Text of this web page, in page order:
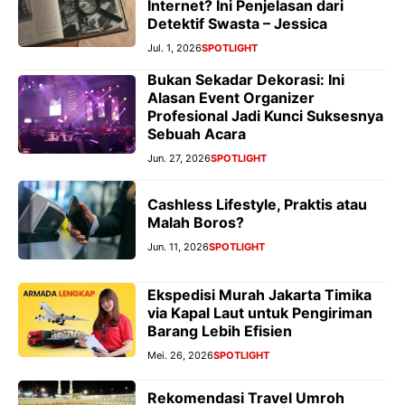
Internet? Ini Penjelasan dari
Detektif Swasta – Jessica
Jul. 1, 2026SPOTLIGHT
Bukan Sekadar Dekorasi: Ini
Alasan Event Organizer
Profesional Jadi Kunci Suksesnya
Sebuah Acara
Jun. 27, 2026SPOTLIGHT
Cashless Lifestyle, Praktis atau
Malah Boros?
Jun. 11, 2026SPOTLIGHT
Ekspedisi Murah Jakarta Timika
via Kapal Laut untuk Pengiriman
Barang Lebih Efisien
Mei. 26, 2026SPOTLIGHT
Rekomendasi Travel Umroh